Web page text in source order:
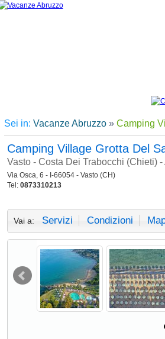
Sei in: Vacanze Abruzzo» Camping
Camping Village Grotta Del
Vasto - Costa Dei Trabocchi (Chieti) -
Via Osca, 6 - I-66054 - Vasto (CH)
Tel: 0873310213
Vai a: Servizi Condizioni